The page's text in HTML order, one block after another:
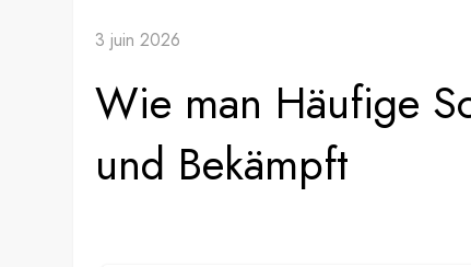
3 juin 2026
Wie man Häufige
und Bekämpft